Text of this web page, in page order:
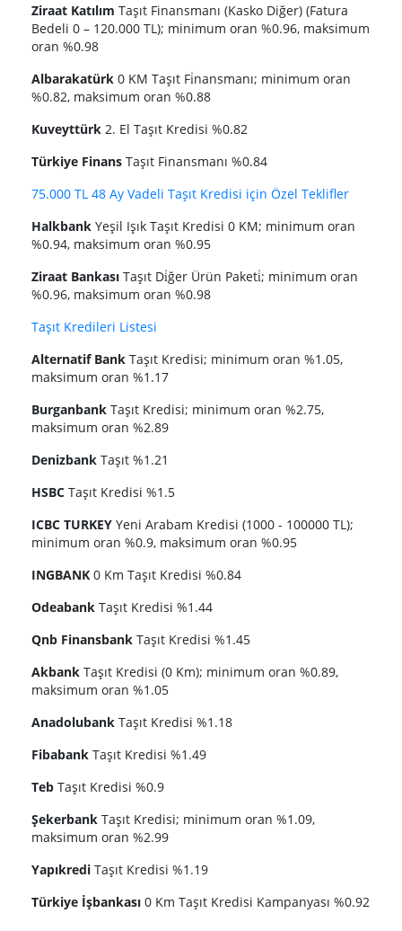
Ziraat Katılım Taşıt Finansmanı (Kasko Diğer) (Fatura
Bedeli 0 – 120.000 TL); minimum oran %0.96, maksimum
oran %0.98
Albarakatürk 0 KM Taşıt Fi̇nansmanı; minimum oran
%0.82, maksimum oran %0.88
Kuveyttürk 2. El Taşıt Kredisi %0.82
Türkiye Finans Taşıt Finansmanı %0.84
75.000 TL 48 Ay Vadeli Taşıt Kredisi için Özel Teklifler
Halkbank Yeşil Işık Taşıt Kredisi 0 KM; minimum oran
%0.94, maksimum oran %0.95
Ziraat Bankası Taşıt Di̇ğer Ürün Paketi̇; minimum oran
%0.96, maksimum oran %0.98
Taşıt Kredileri Listesi
Alternatif Bank Taşıt Kredisi; minimum oran %1.05,
maksimum oran %1.17
Burganbank Taşıt Kredisi; minimum oran %2.75,
maksimum oran %2.89
Denizbank Taşıt %1.21
HSBC Taşıt Kredisi %1.5
ICBC TURKEY Yeni Arabam Kredisi (1000 - 100000 TL);
minimum oran %0.9, maksimum oran %0.95
INGBANK 0 Km Taşıt Kredisi %0.84
Odeabank Taşıt Kredisi %1.44
Qnb Finansbank Taşıt Kredisi %1.45
Akbank Taşıt Kredisi (0 Km); minimum oran %0.89,
maksimum oran %1.05
Anadolubank Taşıt Kredisi %1.18
Fibabank Taşıt Kredisi %1.49
Teb Taşıt Kredisi %0.9
Şekerbank Taşıt Kredisi; minimum oran %1.09,
maksimum oran %2.99
Yapıkredi Taşıt Kredisi %1.19
Türkiye İşbankası 0 Km Taşıt Kredisi Kampanyası %0.92